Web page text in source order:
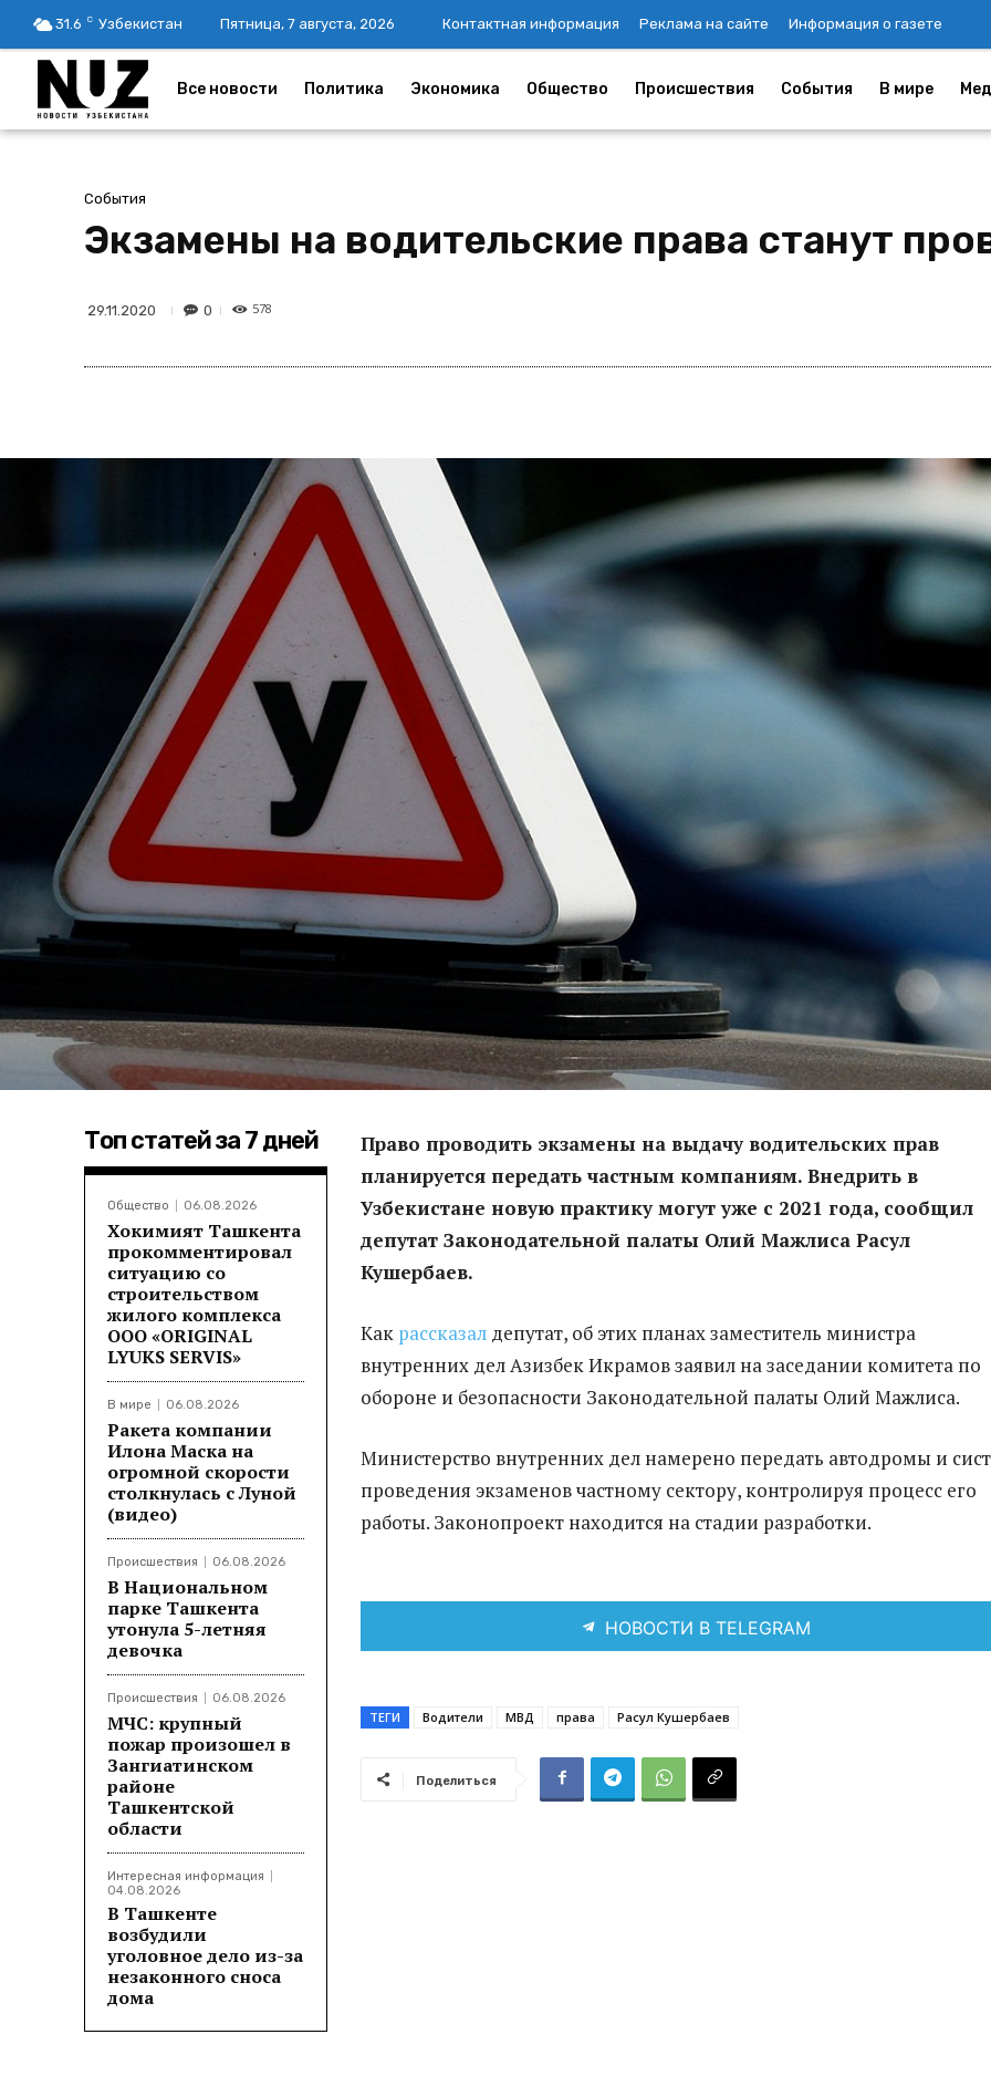
31.6 C Узбекистан Пятница, 7 августа, 2026 Контактная информация Реклама на сайте Информация о газете
Все новости Политика Экономика Общество Происшествия События В мире
События
Экзамены на водительские права станут
29.11.2020 0 578
Топ статей за 7 дней
Общество 06.08.2026
Хокимият Ташкента
прокомментировал
ситуацию со
строительством
жилого комплекса
ООО «ORIGINAL
LYUKS SERVIS»
В мире 06.08.2026
Ракета компании
Илона Маска на
огромной скорости
столкнулась с Луной
(видео)
Происшествия 06.08.2026
В Национальном
парке Ташкента
утонула 5-летняя
девочка
Происшествия 06.08.2026
МЧС: крупный
пожар произошел в
Зангиатинском
районе
Ташкентской
области
Интересная информация
04.08.2026
В Ташкенте
возбудили
уголовное дело из-за
незаконного сноса
дома
Право проводить экзамены на выдачу водительских прав
планируется передать частным компаниям. Внедрить в
Узбекистане новую практику могут уже с 2021 года, сообщил
депутат Законодательной палаты Олий Мажлиса Расул
Кушербаев.
Как рассказал депутат, об этих планах заместитель министра
внутренних дел Азизбек Икрамов заявил на заседании комитета по
обороне и безопасности Законодательной палаты Олий Мажлиса.
Министерство внутренних дел намерено передать автодромы и
проведения экзаменов частному сектору, контролируя процесс его
работы. Законопроект находится на стадии разработки.
НОВОСТИ В TELEGRAM
ТЕГИ Водители МВД права Расул Кушербаев
Поделиться